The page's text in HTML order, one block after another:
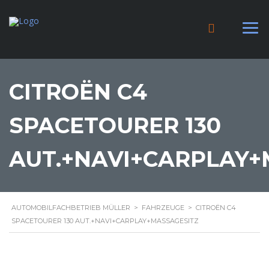
CITROËN C4
SPACETOURER 130
AUTOMOBILFACHBETRIEB MÜLLER > FAHRZEUGE > CITROËN C4
SPACETOURER 130 AUT.+NAVI+CARPLAY+MASSAGESITZ